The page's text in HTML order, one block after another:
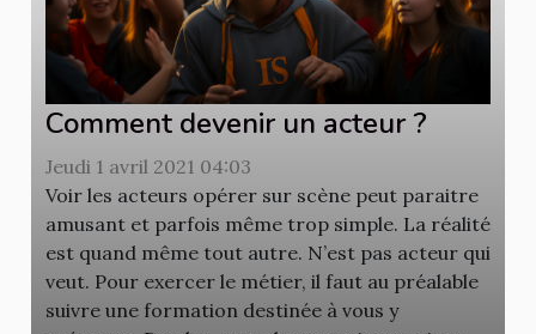
Comment devenir un acteur ?
Jeudi 1 avril 2021 04:03
Voir les acteurs opérer sur scène peut paraitre
amusant et parfois même trop simple. La réalité
est quand même tout autre. N’est pas acteur qui
veut. Pour exercer le métier, il faut au préalable
suivre une formation destinée à vous y